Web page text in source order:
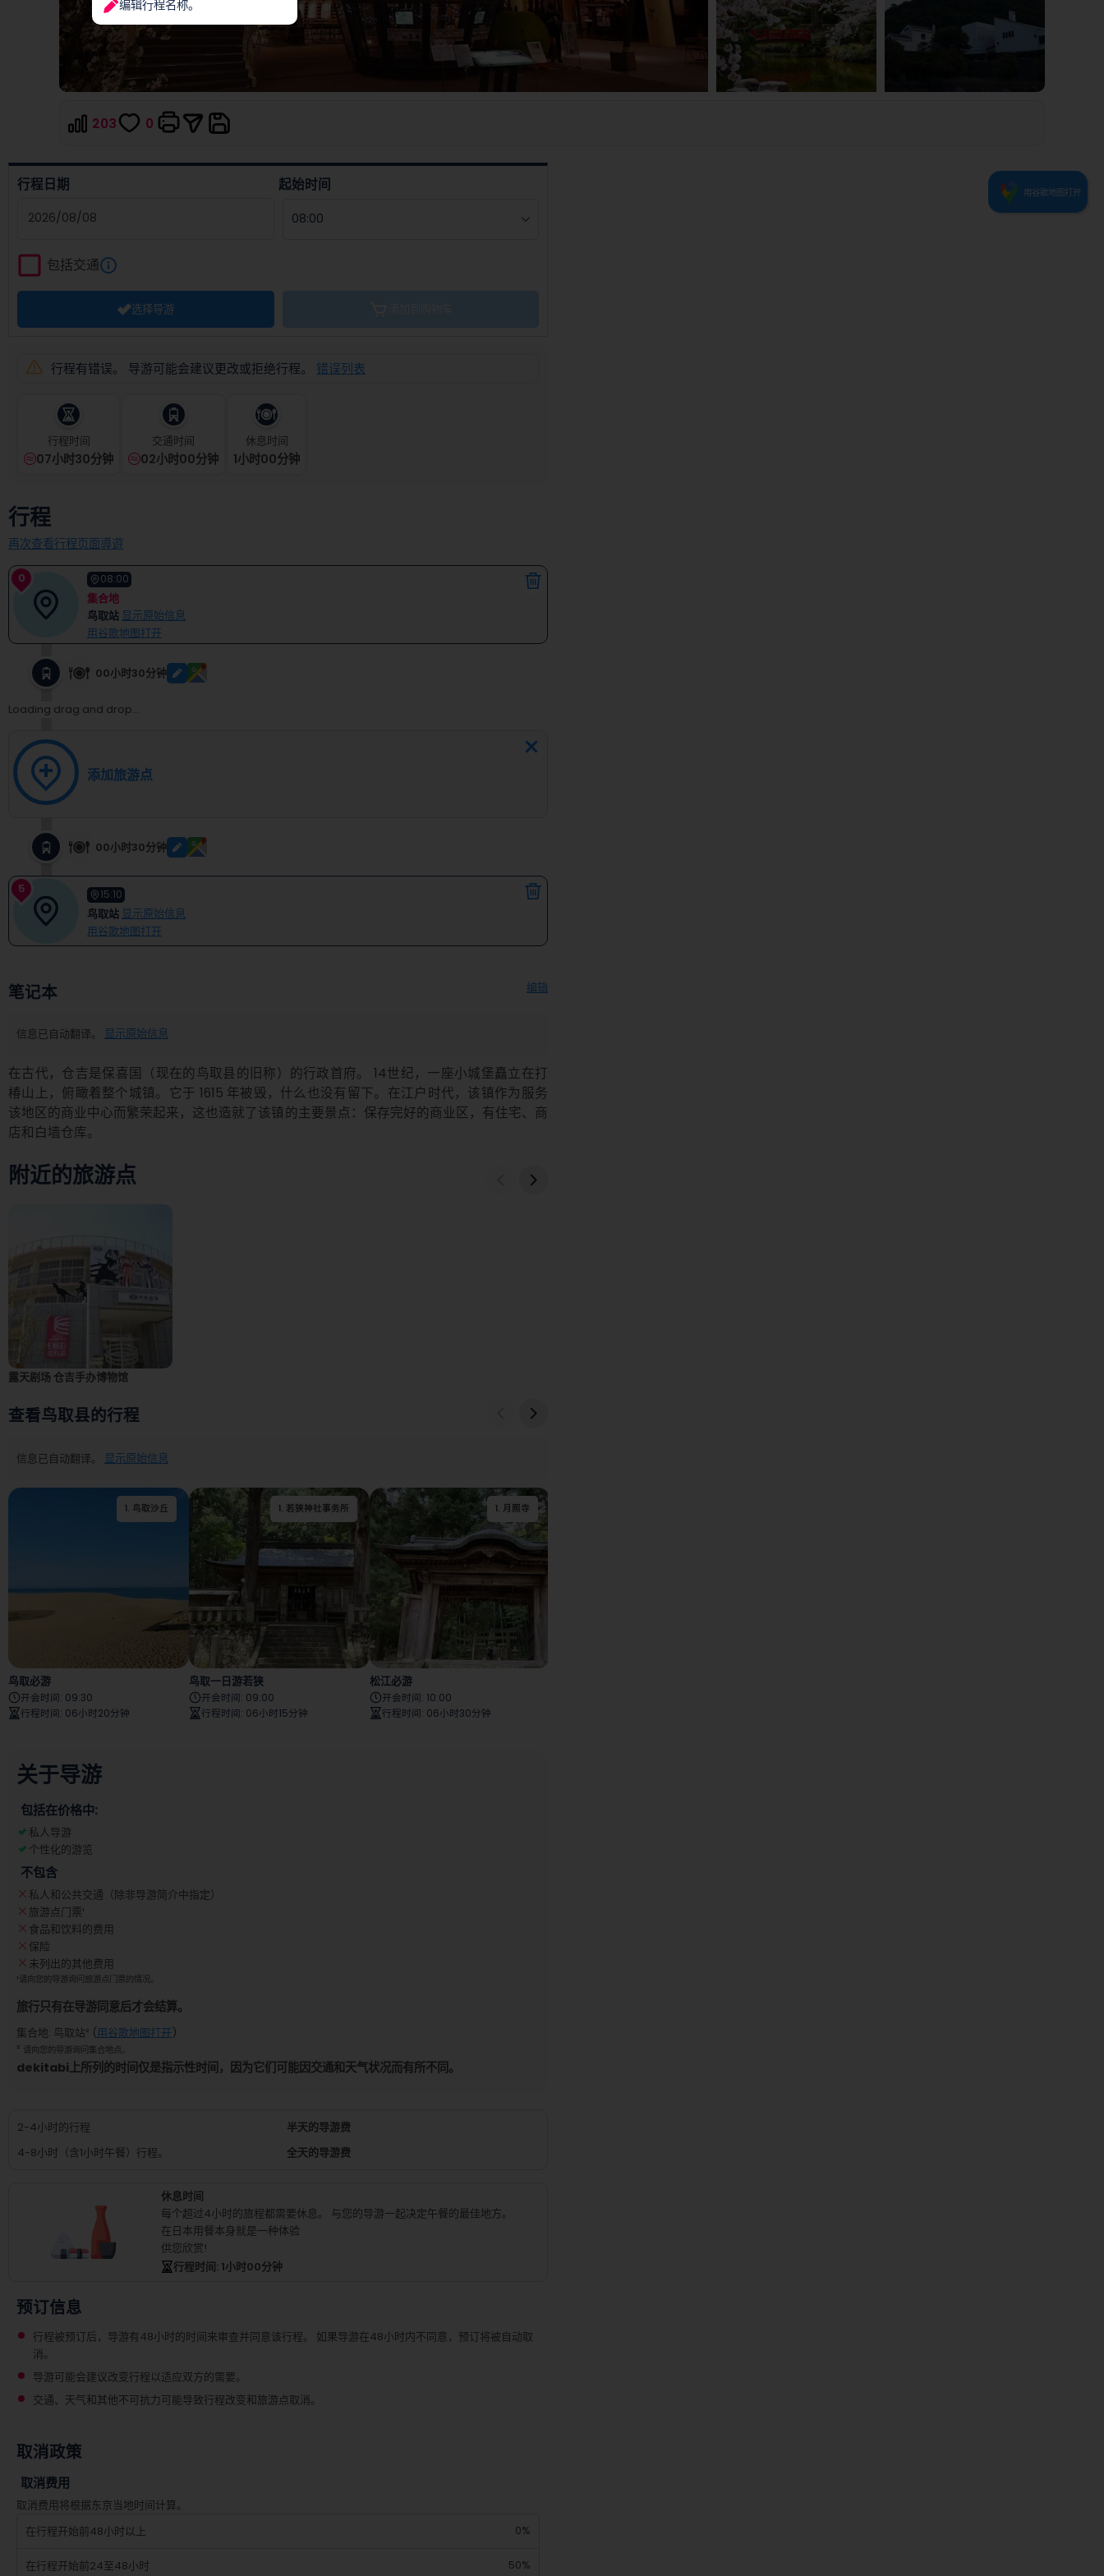
编辑行程名称。
203 0
行程日期 起始时间
forward
to
interact
the
and
select
question
to
get
the
shortcuts
for
changing
dates.
包括交通
选择导游
行程有错误。 导游可能会建议更改或拒绝行程。 错误列表
行程时间
07小时30分钟
交通时间
02小时00分钟
休息时间
1小时00分钟
行程
再次查看行程页面導遊
0 08:00
集合地
鸟取站 显示原始信息
用谷歌地图打开
00小时30分钟
Loading drag and drop...
添加旅游点
00小时30分钟
5 15:10
鸟取站 显示原始信息
用谷歌地图打开
笔记本 编辑
信息已自动翻译。 显示原始信息
在古代，仓吉是保喜国（现在的鸟取县的旧称）的行政首府。 14世纪，一座小城堡矗立在打
椿山上，俯瞰着整个城镇。它于 1615 年被毁，什么也没有留下。在江户时代，该镇作为服务
该地区的商业中心而繁荣起来，这也造就了该镇的主要景点：保存完好的商业区，有住宅、商
店和白墙仓库。
附近的旅游点
露天剧场 仓吉手办博物馆
查看鸟取县的行程
信息已自动翻译。 显示原始信息
1. 鸟取沙丘 鸟取沙丘沙之美术馆 鸟取城遗址
鸟取必游
开会时间: 09:30
行程时间: 06小时20分钟
1. 若狭神社事务所 若狭鬼城遗址
鸟取一日游若狭
开会时间: 09:00
行程时间: 06小时15分钟
1. 月照寺
松江必游
开会时间: 10:00
行程时间: 06小时30分钟
关于导游
包括在价格中:
私人导游
个性化的游览
不包含
私人和公共交通（除非导游简介中指定）
旅游点门票¹
食品和饮料的费用
保险
未列出的其他费用
¹请向您的导游询问旅游点门票的情况。
旅行只有在导游同意后才会结算。
集合地: 鸟取站² (用谷歌地图打开)
² 请向您的导游询问集合地点。
dekitabi上所列的时间仅是指示性时间，因为它们可能因交通和天气状况而有所不同。
2-4小时的行程
半天的导游费
4-8小时（含1小时午餐）行程。
全天的导游费
休息时间
每个超过4小时的旅程都需要休息。
与您的导游一起决定午餐的最佳地方。
在日本用餐本身就是一种体验
供您欣赏!
行程时间: 1小时00分钟
预订信息
行程被预订后，导游有48小时的时间来审查并同意该行程。 如果导游在48小时内不同意，预订将被自动取
消。
导游可能会建议改变行程以适应双方的需要。
交通、天气和其他不可抗力可能导致行程改变和旅游点取消。
取消政策
取消费用
取消费用将根据东京当地时间计算。
在行程开始前48小时以上
0%
在行程开始前24至48小时 50%
用谷歌地图打开